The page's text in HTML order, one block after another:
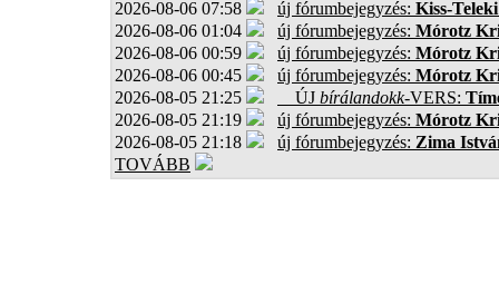
2026-08-06 07:58 új fórumbejegyzés: Kiss-
2026-08-06 01:04
új fórumbejegyzés: Mórotz
2026-08-06 00:59
új fórumbejegyzés: Mórotz
2026-08-06 00:45
új fórumbejegyzés: Mórotz
2026-08-05 21:25
ÚJ bírálandokk-VERS:
2026-08-05 21:19
új fórumbejegyzés: Mórotz
2026-08-05 21:18
új fórumbejegyzés: Zima
TOVÁBB